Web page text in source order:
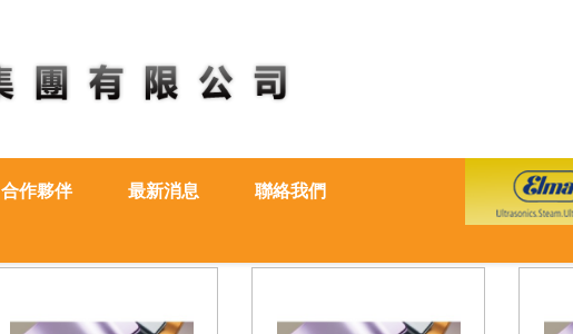
合作夥伴 最新消息 聯絡我們